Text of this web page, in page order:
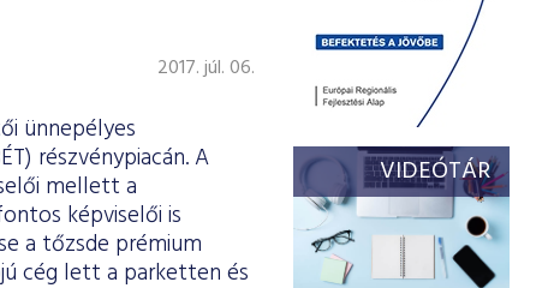
2017. júl. 06.
ünnepélyes
részvénypiacán. A
mellett a
képviselői is
a tőzsde prémium
cég lett a parketten és
VIDEÓTÁR